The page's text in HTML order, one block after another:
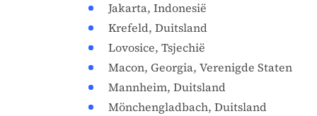
Jakarta, Indonesië
Krefeld, Duitsland
Lovosice, Tsjechië
Macon, Georgia, Verenigde Staten
Mannheim, Duitsland
Mönchengladbach, Duitsland